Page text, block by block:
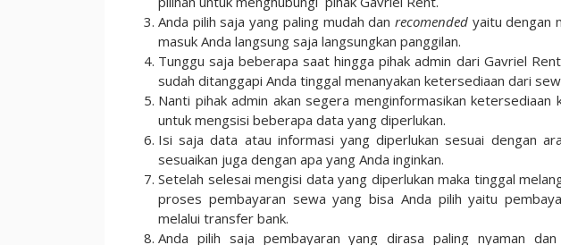
Anda pilih saja yang paling mudah dan recomended yaitu dengan
masuk Anda langsung saja langsungkan panggilan.
Tunggu saja beberapa saat hingga pihak admin dari Gavriel
sudah ditanggapi Anda tinggal menanyakan ketersediaan dari
Nanti pihak admin akan segera menginformasikan ketersediaan
untuk mengsisi beberapa data yang diperlukan.
Isi saja data atau informasi yang diperlukan sesuai dengan
sesuaikan juga dengan apa yang Anda inginkan.
Setelah selesai mengisi data yang diperlukan maka tinggal
proses pembayaran sewa yang bisa Anda pilih yaitu
melalui transfer bank.
Anda pilih saja pembayaran yang dirasa paling nyaman dan